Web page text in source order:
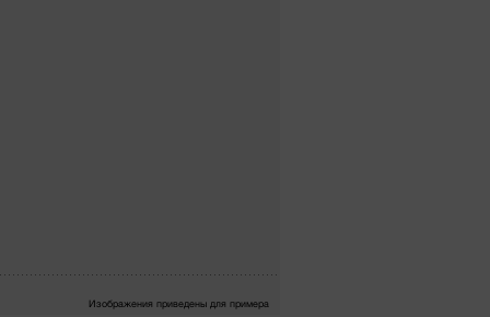
Изображения приведены для примера